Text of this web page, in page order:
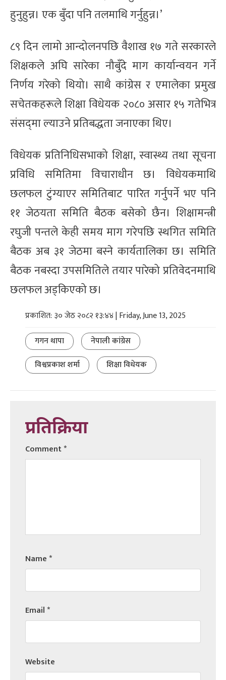
हुनुहुन्न। एक बुँदा पनि तलमाथि गर्नुहुन्न।’
८९ दिन लामो आन्दोलनपछि वैशाख १७ गते सरकारले
शिक्षकले अघि सारेका नौबुँदे माग कार्यान्वयन गर्ने
निर्णय गरेको थियो। साथै कांग्रेस र एमालेका प्रमुख
सचेतकहरूले शिक्षा विधेयक २०८० असार १५ गतेभित्र
संसद्‌मा ल्याउने प्रतिबद्धता जनाएका थिए।
विधेयक प्रतिनिधिसभाको शिक्षा, स्वास्थ्य तथा सूचना
प्रविधि समितिमा विचाराधीन छ। विधेयकमाथि
छलफल टुंग्याएर समितिबाट पारित गर्नुपर्ने भए पनि
११ जेठयता समिति बैठक बसेको छैन। शिक्षामन्त्री
रघुजी पन्तले केही समय माग गरेपछि स्थगित समिति
बैठक अब ३१ जेठमा बस्ने कार्यतालिका छ। समिति
बैठक नबस्दा उपसमितिले तयार पारेको प्रतिवेदनमाथि
छलफल अड्किएको छ।
प्रकाशित: ३० जेठ २०८२ १३:४४ | Friday, June 13, 2025
गगन थापा
नेपाली कांग्रेस
विश्वप्रकाश शर्मा
शिक्षा विधेयक
प्रतिक्रिया
Comment*
Name*
Email*
Website